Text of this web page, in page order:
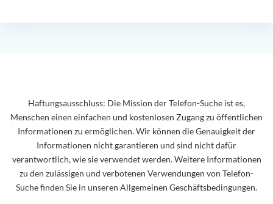
Haftungsausschluss: Die Mission der Telefon-Suche ist es,
Menschen einen einfachen und kostenlosen Zugang zu öffentlichen
Informationen zu ermöglichen. Wir können die Genauigkeit der
Informationen nicht garantieren und sind nicht dafür
verantwortlich, wie sie verwendet werden. Weitere Informationen
zu den zulässigen und verbotenen Verwendungen von Telefon-
Suche finden Sie in unseren Allgemeinen Geschäftsbedingungen.